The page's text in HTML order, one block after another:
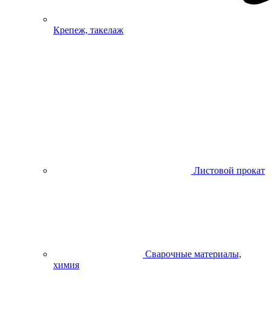
Крепеж, такелаж
Листовой прокат
Сварочные материалы,
химия